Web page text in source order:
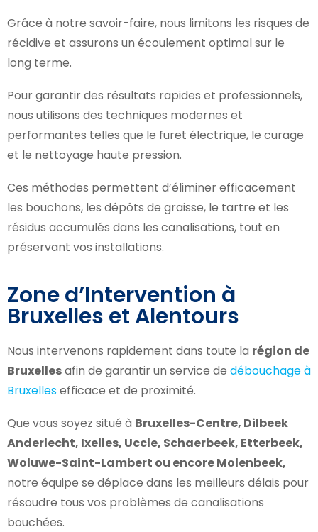
Grâce à notre savoir-faire, nous limitons les risques de
récidive et assurons un écoulement optimal sur le
long terme.
Pour garantir des résultats rapides et professionnels,
nous utilisons des techniques modernes et
performantes telles que le furet électrique, le curage
et le nettoyage haute pression.
Ces méthodes permettent d’éliminer efficacement
les bouchons, les dépôts de graisse, le tartre et les
résidus accumulés dans les canalisations, tout en
préservant vos installations.
Zone d’Intervention à
Bruxelles et Alentours
Nous intervenons rapidement dans toute la région de
Bruxellesafin de garantir un service de débouchage à
Bruxellesefficace et de proximité.
Que vous soyez situé à Bruxelles-Centre, Dilbeek
Anderlecht, Ixelles, Uccle, Schaerbeek, Etterbeek,
Woluwe-Saint-Lambert ou encore Molenbeek,
notre équipe se déplace dans les meilleurs délais pour
résoudre tous vos problèmes de canalisations
bouchées.